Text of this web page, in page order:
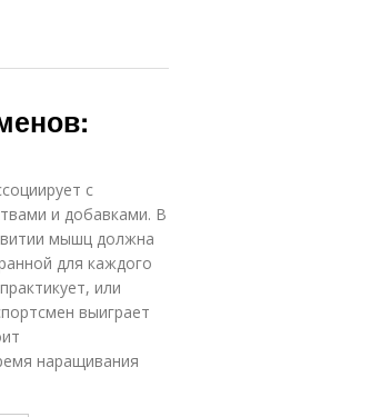
с
и добавками. В
мышц должна
для каждого
или
выиграет
наращивания